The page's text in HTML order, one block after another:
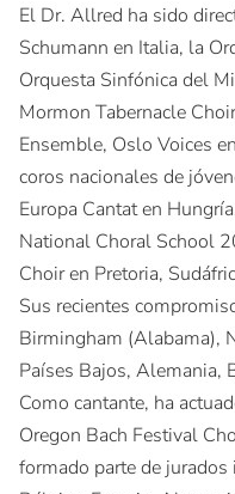
El Dr. Allred ha sido
Schumann en Italia, la
Orquesta Sinfónica del
Mormon Tabernacle
Ensemble, Oslo Voices
coros nacionales de
Europa Cantat en
National Choral School
Choir en Pretoria,
Sus recientes
Birmingham (Alabama),
Países Bajos, Alemania,
Como cantante, ha
Oregon Bach Festival
formado parte de